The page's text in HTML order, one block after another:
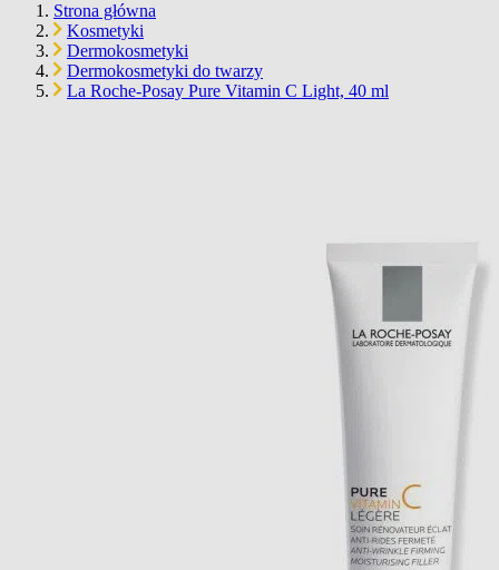
Strona główna
Kosmetyki
Dermokosmetyki
Dermokosmetyki do twarzy
La Roche-Posay Pure Vitamin C Light, 40 ml